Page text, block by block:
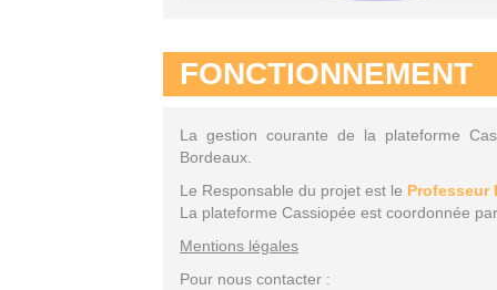
FONCTIONNEMENT
La gestion courante de la plateforme
Bordeaux.
Le Responsable du projet est le Professeur
La plateforme Cassiopée est coordonnée
Mentions légales
Pour nous contacter :